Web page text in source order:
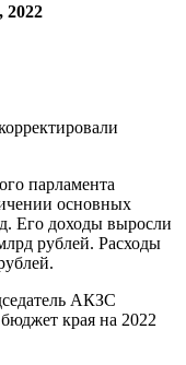
2022
парламента
основных
Его доходы выросли
рублей. Расходы
АКЗС
края на 2022